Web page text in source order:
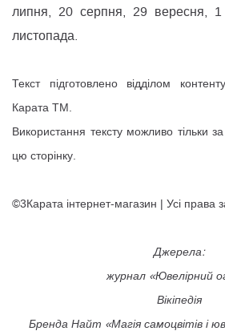
липня, 20 серпня, 29 вересня,
листопада.
Текст підготовлено відділом
Карата ТМ.
Використання тексту можливо тільки
цю сторінку.
©3Карата інтернет-магазин | Усі права
Джерела:
журнал «Ювелірний
Вікіпедія
Бренда Найт «Магія самоцвітів і